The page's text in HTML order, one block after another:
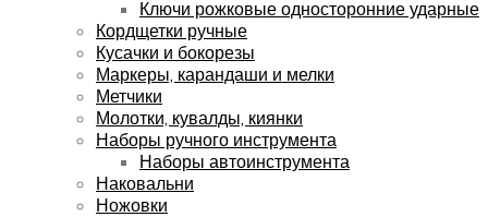
Ключи рожковые односторонние ударные
Кордщетки ручные
Кусачки и бокорезы
Маркеры, карандаши и мелки
Метчики
Молотки, кувалды, киянки
Наборы ручного инструмента
Наборы автоинструмента
Наковальни
Ножовки